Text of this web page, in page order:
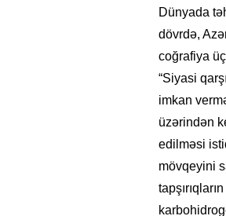
Dünyada
dövrdə,
coğrafiya
“Siyasi
imkan
üzərindən
edilməsi
mövqeyini